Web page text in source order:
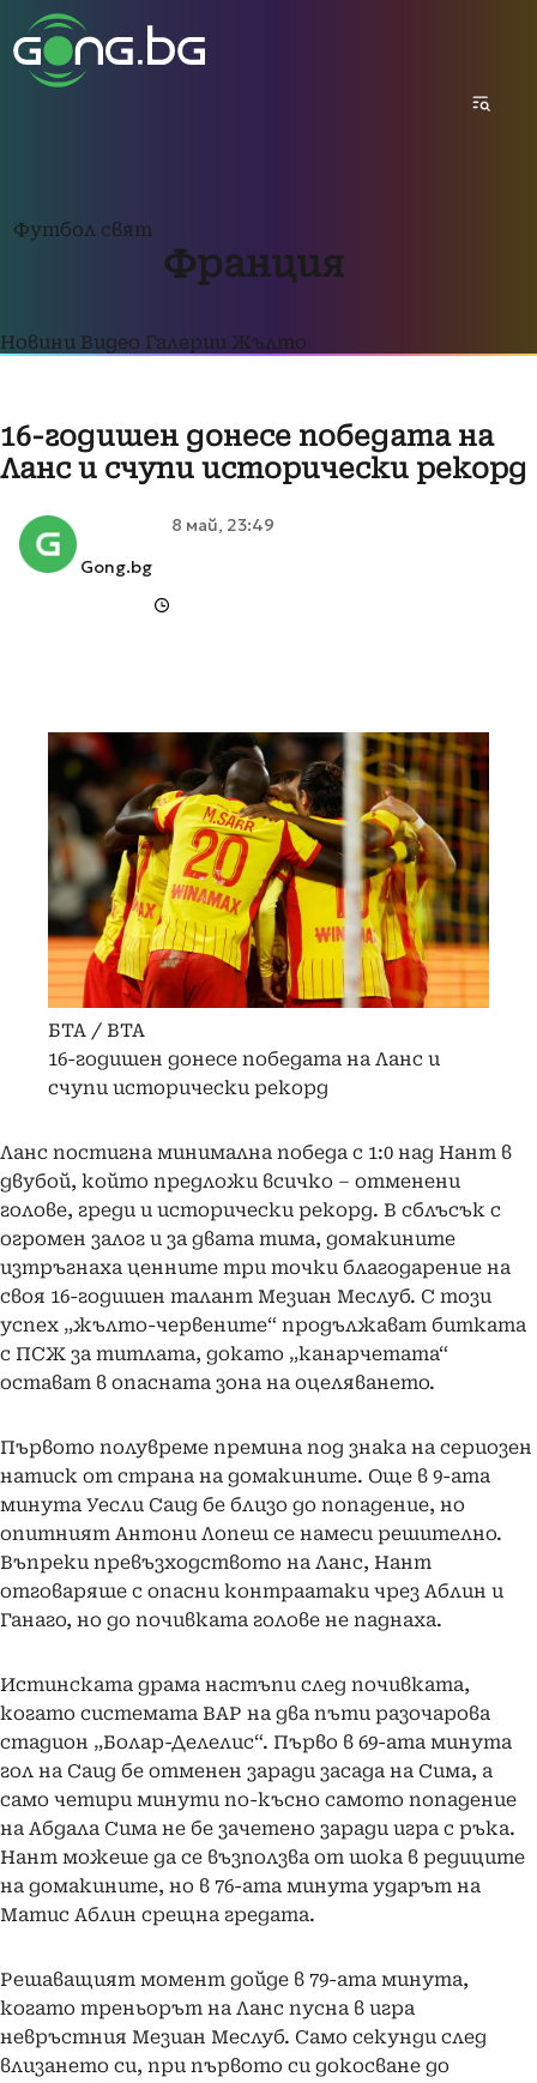
Футбол свят
Франция
Новини Видео Галерии Жълто
16-годишен донесе победата на
Ланс и счупи исторически рекорд
Gong.bg
8 май, 23:49
БТА / BTA
16-годишен донесе победата на Ланс и
счупи исторически рекорд
Ланс постигна минимална победа с 1:0 над Нант в
двубой, който предложи всичко – отменени
голове, греди и исторически рекорд. В сблъсък с
огромен залог и за двата тима, домакините
изтръгнаха ценните три точки благодарение на
своя 16-годишен талант Мезиан Меслуб. С този
успех „жълто-червените“ продължават битката
с ПСЖ за титлата, докато „канарчетата“
остават в опасната зона на оцеляването.
Първото полувреме премина под знака на сериозен
натиск от страна на домакините. Още в 9-ата
минута Уесли Саид бе близо до попадение, но
опитният Антони Лопеш се намеси решително.
Въпреки превъзходството на Ланс, Нант
отговаряше с опасни контраатаки чрез Аблин и
Ганаго, но до почивката голове не паднаха.
Истинската драма настъпи след почивката,
когато системата ВАР на два пъти разочарова
стадион „Болар-Делелис“. Първо в 69-ата минута
гол на Саид бе отменен заради засада на Сима, а
само четири минути по-късно самото попадение
на Абдала Сима не бе зачетено заради игра с ръка.
Нант можеше да се възползва от шока в редиците
на домакините, но в 76-ата минута ударът на
Матис Аблин срещна гредата.
Решаващият момент дойде в 79-ата минута,
когато треньорът на Ланс пусна в игра
невръстния Мезиан Меслуб. Само секунди след
влизането си, при първото си докосване до